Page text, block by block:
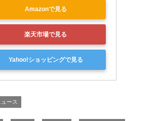
Amazonで見る
楽天市場で見る
Yahoo!ショッピングで見る
ース